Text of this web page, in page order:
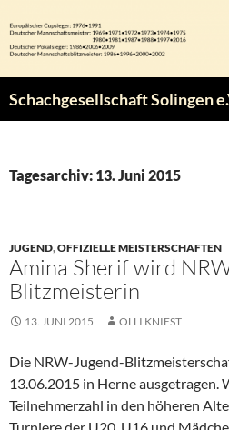
Inhalt
springen
Schachgesellschaft Solingen
Tagesarchiv: 13. Juni 2015
JUGEND,OFFIZIELLE MEISTERSCHAFTEN
Amina Sherif wird
Blitzmeisterin
13. JUNI 2015 OLLI KNIEST
Die NRW-Jugend-
13.06.2015 in Herne ausgetragen.
Teilnehmerzahl in den höheren